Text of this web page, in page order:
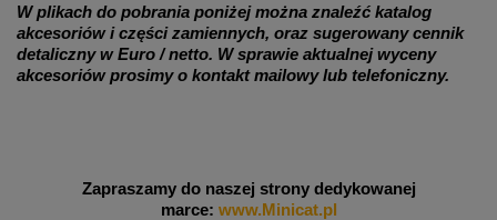
W plikach do pobrania poniżej można znaleźć katalog
akcesoriów i części zamiennych, oraz sugerowany cennik
detaliczny w Euro / netto. W sprawie aktualnej wyceny
akcesoriów prosimy o kontakt mailowy lub telefoniczny.
Zapraszamy do naszej strony dedykowanej
marce: www.Minicat.pl